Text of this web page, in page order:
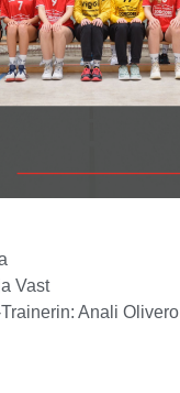
Vast
Anali Olivero